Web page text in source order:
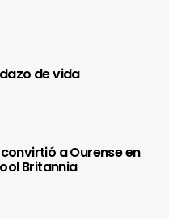
de vida
convirtió a Ourense en
Britannia